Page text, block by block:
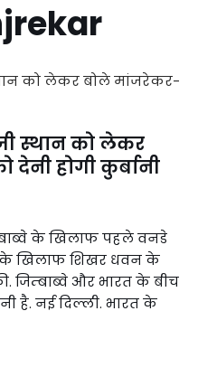
स्थान को लेकर
होगी कुर्बानी
के खिलाफ पहले वनडे
के खिलाफ शिखर धवन के
और भारत के बीच
है. नई दिल्ली. भारत के